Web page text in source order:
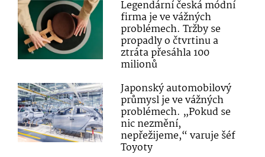
Legendární česká módní
firma je ve vážných
problémech. Tržby se
propadly o čtvrtinu a
ztráta přesáhla 100
milionů
Japonský automobilový
průmysl je ve vážných
problémech. „Pokud se
nic nezmění,
nepřežijeme,“ varuje šéf
Toyoty